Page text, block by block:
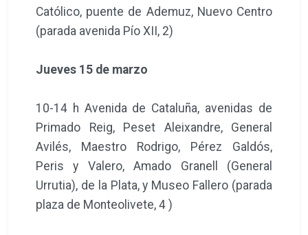
Católico, puente de Ademuz, Nuevo Centro
(parada avenida Pío XII, 2)
Jueves 15 de marzo
10-14 h Avenida de Cataluña, avenidas de
Primado Reig, Peset Aleixandre, General
Avilés, Maestro Rodrigo, Pérez Galdós,
Peris y Valero, Amado Granell (General
Urrutia), de la Plata, y Museo Fallero (parada
plaza de Monteolivete, 4 )